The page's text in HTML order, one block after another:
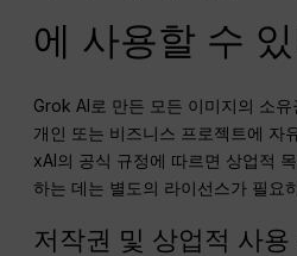
에 사용할 수
Grok AI로 만든 모든 이미지의 소
개인 또는 비즈니스 프로젝트에 자
xAI의 공식 규정에 따르면 상업적
하는 데는 별도의 라이선스가 필요
저작권 및 상업적 사용